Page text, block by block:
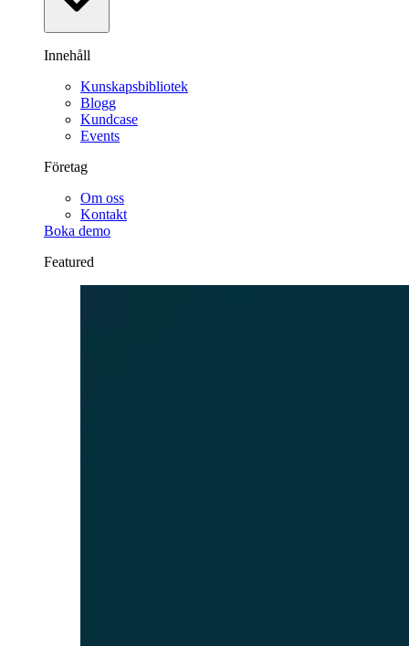
Innehåll
Kunskapsbibliotek
Blogg
Kundcase
Events
Företag
Om oss
Kontakt
Boka demo
Featured